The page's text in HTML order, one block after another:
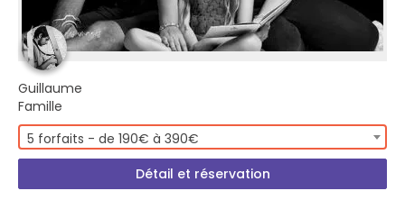
Guillaume
Famille
5 forfaits - de 190€ à 390€
Détail et réservation